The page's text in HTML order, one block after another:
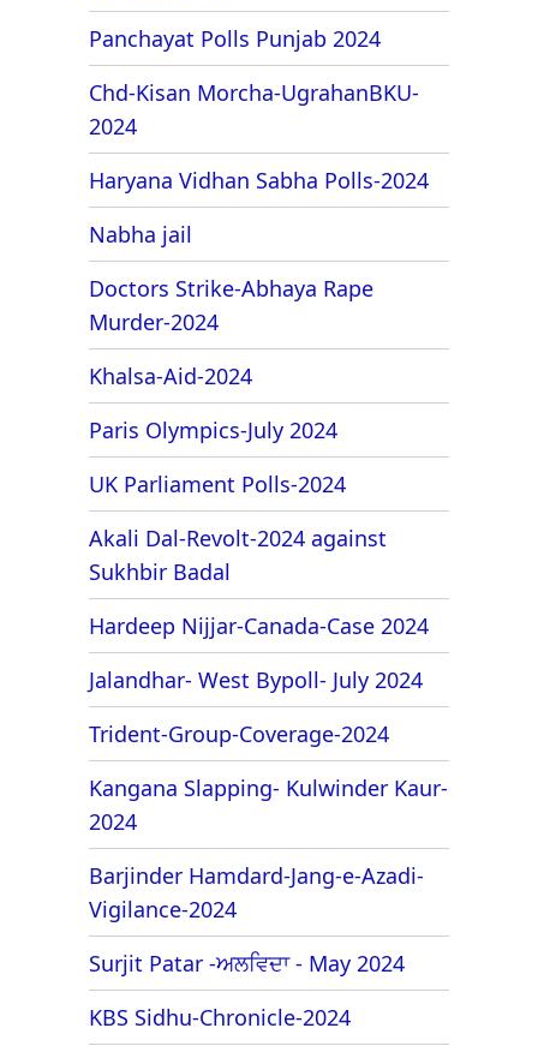
Panchayat Polls Punjab 2024
Chd-Kisan Morcha-UgrahanBKU-
2024
Haryana Vidhan Sabha Polls-2024
Nabha jail
Doctors Strike-Abhaya Rape
Murder-2024
Khalsa-Aid-2024
Paris Olympics-July 2024
UK Parliament Polls-2024
Akali Dal-Revolt-2024 against
Sukhbir Badal
Hardeep Nijjar-Canada-Case 2024
Jalandhar- West Bypoll- July 2024
Trident-Group-Coverage-2024
Kangana Slapping- Kulwinder Kaur-
2024
Barjinder Hamdard-Jang-e-Azadi-
Vigilance-2024
Surjit Patar -ਅਲਵਿਦਾ - May 2024
KBS Sidhu-Chronicle-2024